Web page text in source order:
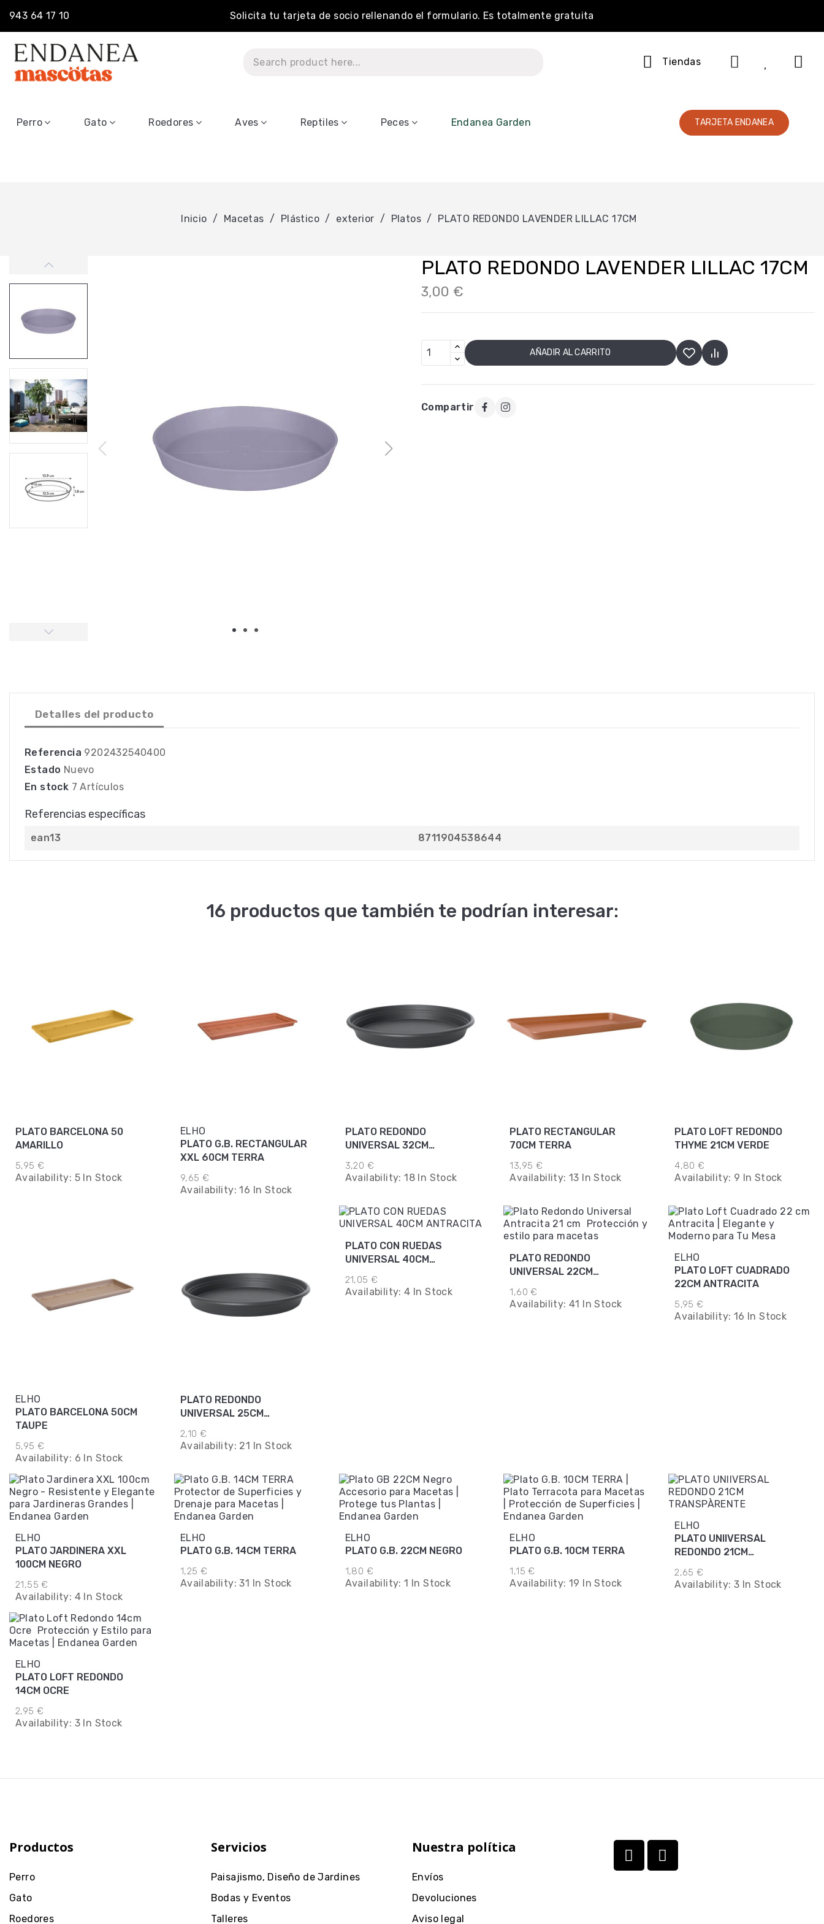
943 64 17 10 Solicita tu tarjeta de socio rellenando el formulario. Es totalmente gratuita
Tiendas
Perro Gato Roedores Aves Reptiles Peces Endanea Garden TARJETA ENDANEA
Inicio Macetas Plástico exterior Platos PLATO REDONDO LAVENDER LILLAC 17CM
PLATO REDONDO LAVENDER LILLAC 17CM
3,00 €
AÑADIR AL CARRITO
Compartir
Detalles del producto
Referencia 9202432540400
Estado Nuevo
En stock 7 Artículos
Referencias específicas
ean13 8711904538644
16 productos que también te podrían interesar:
PLATO BARCELONA 50
AMARILLO
5,95 €
Availability: 5 In Stock
ELHO
PLATO G.B. RECTANGULAR
XXL 60CM TERRA
9,65 €
Availability:16 In Stock
PLATO REDONDO
UNIVERSAL 32CM
3,20 €
Availability:18 In Stock
PLATO RECTANGULAR
70CM TERRA
13,95 €
Availability: 13 In Stock
PLATO LOFT REDONDO
THYME 21CM VERDE
4,80 €
Availability: 9 In Stock
ELHO
PLATO BARCELONA 50CM
TAUPE
5,95 €
Availability: 6 In Stock
PLATO REDONDO
UNIVERSAL 25CM
2,10 €
Availability: 21 In Stock
PLATO CON RUEDAS
UNIVERSAL 40CM
21,05 €
Availability:4 In Stock
PLATO REDONDO
UNIVERSAL 22CM
1,60 €
Availability: 41 In Stock
ELHO
PLATO LOFT CUADRADO
22CM ANTRACITA
5,95 €
Availability: 16 In Stock
ELHO
PLATO JARDINERA XXL
100CM NEGRO
21,55 €
Availability: 4 In Stock
ELHO
PLATO G.B. 14CM TERRA
1,25 €
Availability:31 In Stock
ELHO
PLATO G.B. 22CM NEGRO
1,80 €
Availability:1 In Stock
ELHO
PLATO G.B. 10CM TERRA
1,15 €
Availability: 19 In Stock
ELHO
PLATO UNIIVERSAL
REDONDO 21CM
2,65 €
Availability: 3 In Stock
ELHO
PLATO LOFT REDONDO
14CM OCRE
2,95 €
Availability: 3 In Stock
Productos
Perro
Gato
Roedores
Servicios
Paisajismo, Diseño de Jardines
Bodas y Eventos
Talleres
Nuestra política
Envíos
Devoluciones
Aviso legal